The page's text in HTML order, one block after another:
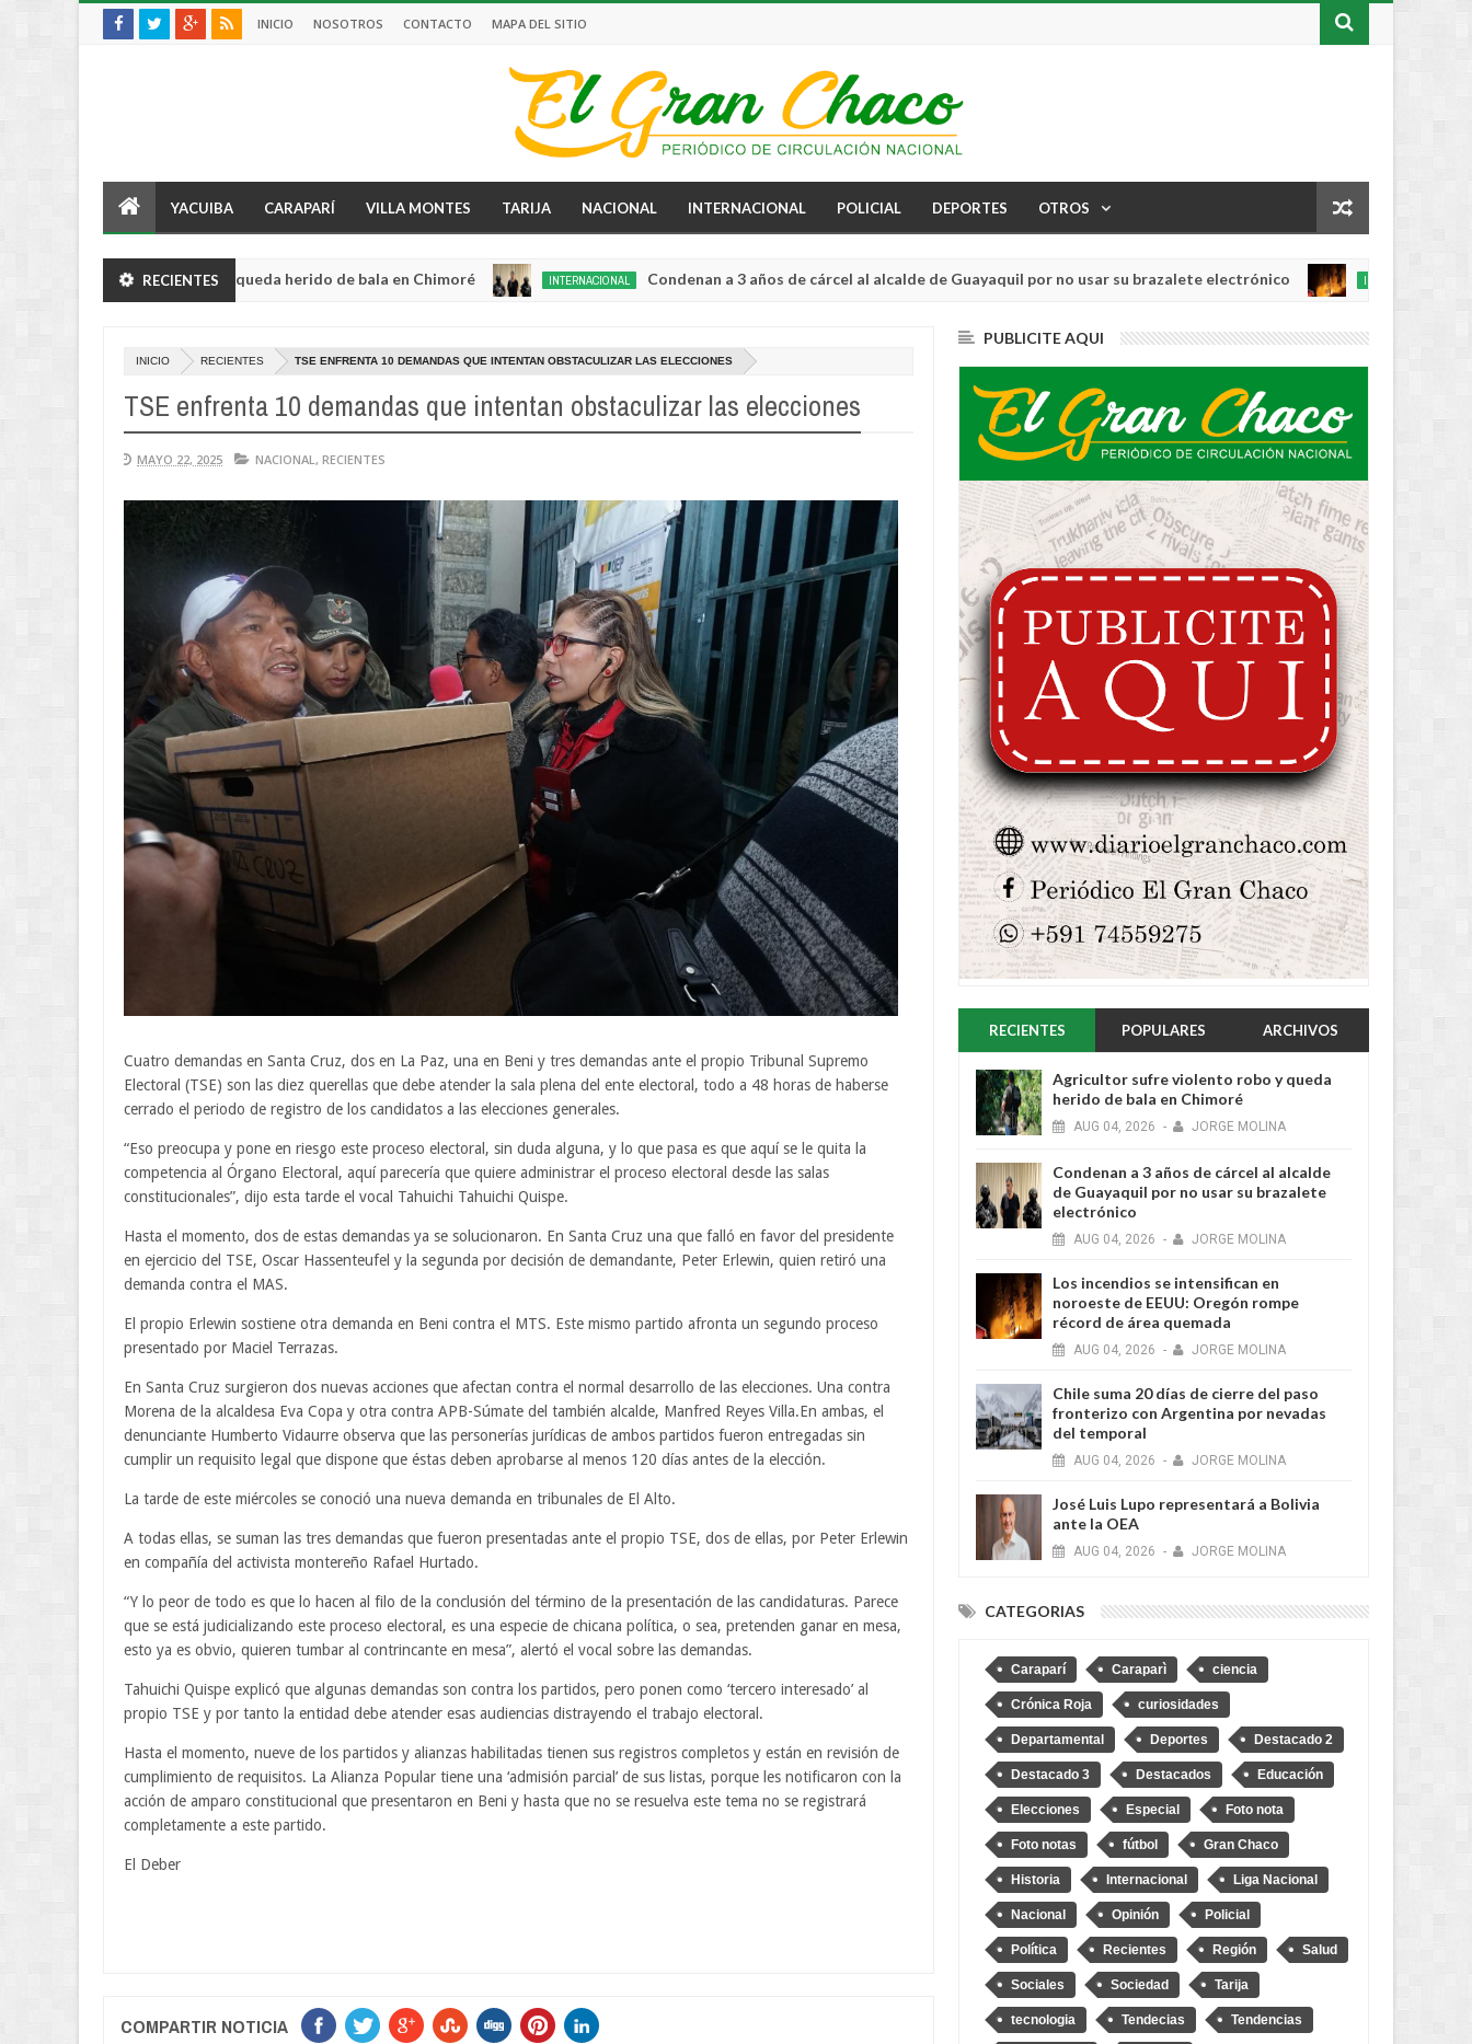
INICIO NOSOTROS CONTACTO MAPA DEL SITIO
YACUIBA CARAPARÍ VILLA MONTES TARIJA NACIONAL INTERNACIONAL POLICIAL DEPORTES OTROS
RECIENTES
sufre violento robo y queda herido de bala en Chimoré INTERNACIONAL Condenan a 3 años de cárcel al alcalde de Guayaquil por no usar su brazalete electrónico
20260
INTERNACIONAL
INICIO RECIENTES TSE ENFRENTA 10 DEMANDAS QUE INTENTAN OBSTACULIZAR LAS ELECCIONES
TSE enfrenta 10 demandas que intentan obstaculizar las elecciones
MAYO 22, 2025 NACIONAL , RECIENTES
Cuatro demandas en Santa Cruz, dos en La Paz, una en Beni y tres demandas ante el propio Tribunal Supremo
Electoral (TSE) son las diez querellas que debe atender la sala plena del ente electoral, todo a 48 horas de haberse
cerrado el periodo de registro de los candidatos a las elecciones generales.
“Eso preocupa y pone en riesgo este proceso electoral, sin duda alguna, y lo que pasa es que aquí se le quita la
competencia al Órgano Electoral, aquí parecería que quiere administrar el proceso electoral desde las salas
constitucionales”, dijo esta tarde el vocal Tahuichi Tahuichi Quispe.
Hasta el momento, dos de estas demandas ya se solucionaron. En Santa Cruz una que falló en favor del presidente
en ejercicio del TSE, Oscar Hassenteufel y la segunda por decisión de demandante, Peter Erlewin, quien retiró una
demanda contra el MAS.
El propio Erlewin sostiene otra demanda en Beni contra el MTS. Este mismo partido afronta un segundo proceso
presentado por Maciel Terrazas.
En Santa Cruz surgieron dos nuevas acciones que afectan contra el normal desarrollo de las elecciones. Una contra
Morena de la alcaldesa Eva Copa y otra contra APB-Súmate del también alcalde, Manfred Reyes Villa.En ambas, el
denunciante Humberto Vidaurre observa que las personerías jurídicas de ambos partidos fueron entregadas sin
cumplir un requisito legal que dispone que éstas deben aprobarse al menos 120 días antes de la elección.
La tarde de este miércoles se conoció una nueva demanda en tribunales de El Alto.
A todas ellas, se suman las tres demandas que fueron presentadas ante el propio TSE, dos de ellas, por Peter Erlewin
en compañía del activista montereño Rafael Hurtado.
“Y lo peor de todo es que lo hacen al filo de la conclusión del término de la presentación de las candidaturas. Parece
que se está judicializando este proceso electoral, es una especie de chicana política, o sea, pretenden ganar en mesa,
esto ya es obvio, quieren tumbar al contrincante en mesa”, alertó el vocal sobre las demandas.
Tahuichi Quispe explicó que algunas demandas son contra los partidos, pero ponen como ‘tercero interesado’ al
propio TSE y por tanto la entidad debe atender esas audiencias distrayendo el trabajo electoral.
Hasta el momento, nueve de los partidos y alianzas habilitadas tienen sus registros completos y están en revisión de
cumplimiento de requisitos. La Alianza Popular tiene una ‘admisión parcial’ de sus listas, porque les notificaron con la
acción de amparo constitucional que presentaron en Beni y hasta que no se resuelva este tema no se registrará
completamente a este partido.
El Deber
COMPARTIR NOTICIA
PUBLICITE AQUI
RECIENTES POPULARES ARCHIVOS
Agricultor sufre violento robo y queda
herido de bala en Chimoré
AUG 04, 2026 - JORGE MOLINA
Condenan a 3 años de cárcel al alcalde
de Guayaquil por no usar su brazalete
electrónico
AUG 04, 2026 - JORGE MOLINA
Los incendios se intensifican en
noroeste de EEUU: Oregón rompe
récord de área quemada
AUG 04, 2026 - JORGE MOLINA
Chile suma 20 días de cierre del paso
fronterizo con Argentina por nevadas
del temporal
AUG 04, 2026 - JORGE MOLINA
José Luis Lupo representará a Bolivia
ante la OEA
AUG 04, 2026 - JORGE MOLINA
CATEGORIAS
Caraparí Caraparì ciencia
Crónica Roja curiosidades
Departamental Deportes Destacado 2
Destacado 3 Destacados Educación
Elecciones Especial Foto nota
Foto notas fútbol Gran Chaco
Historia Internacional Liga Nacional
Nacional Opinión Policial
Política Recientes Región Salud
Sociales Sociedad Tarija
tecnologia Tendecias Tendencias